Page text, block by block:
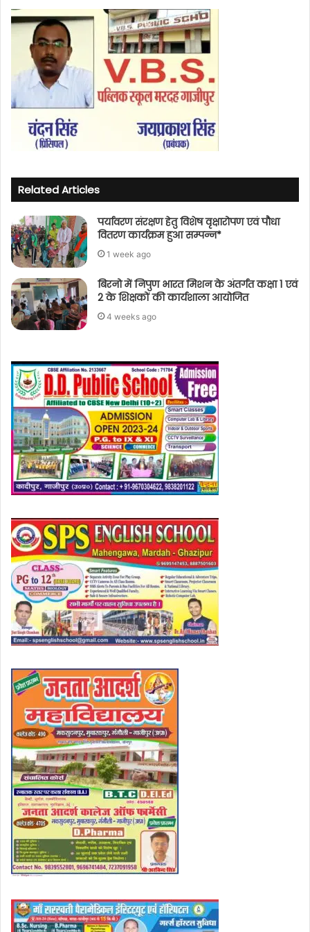
Related Articles
पर्यावरण संरक्षण हेतु विशेष वृक्षारोपण एवं पौधा
वितरण कार्यक्रम हुआ सम्पन्न*
1 week ago
बिरनो में निपुण भारत मिशन के अंतर्गत कक्षा 1 एवं
2 के शिक्षकों की कार्यशाला आयोजित
4 weeks ago